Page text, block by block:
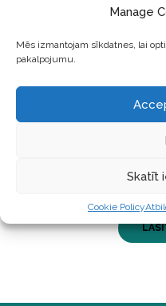
Manage
Mēs izmantojam sīkdatnes, lai
pakalpojumu.
Skatīt
Cookie Policy
Čavanprašs ir Ājurvēdas
satur ļoti koncentrētu
enerģiju, vairotu spēku,
vitalitāti. Čavanprašs ir